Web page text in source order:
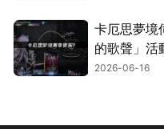
卡厄思夢境
的歌聲」活
麗」同步登
2026-06-16